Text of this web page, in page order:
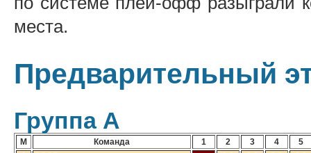
места.
Предварительный
Группа А
М Команда 1 2 3 4
5